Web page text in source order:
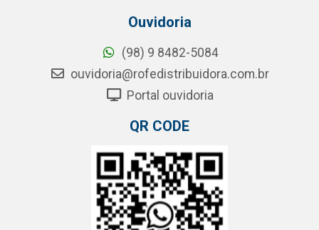
Ouvidoria
(98) 9 8482-5084
ouvidoria@rofedistribuidora.com.br
Portal ouvidoria
QR CODE